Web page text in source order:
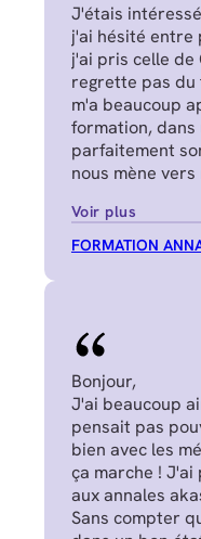
J'étais
j'ai hésité entre
j'ai pris celle de
regrette pas
m'a beaucoup
formation,
parfaitement
nous mène
Voir plus
FORMATION
Bonjour,
J'ai beaucoup
pensait pas
bien avec les
ça marche !
aux annales
Sans compter